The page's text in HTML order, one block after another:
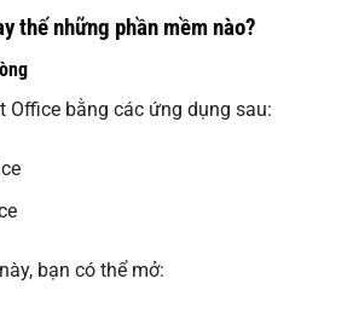
thế những phần mềm nào?
bằng các ứng dụng sau:
bạn có thể mở: